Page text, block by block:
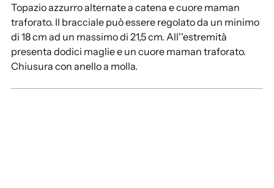
Topazio azzurro alternate a catena e cuore maman
traforato. Il bracciale può essere regolato da un minimo
di 18 cm ad un massimo di 21,5 cm. All''estremità
presenta dodici maglie e un cuore maman traforato.
Chiusura con anello a molla.